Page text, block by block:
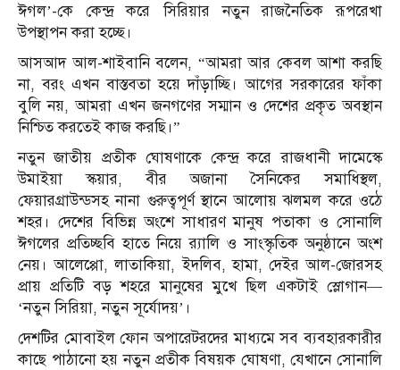
ঈগল’-কে কেন্দ্র করে সিরিয়ার নতুন রাজনৈতিক রূপরেখা
উপস্থাপন করা হচ্ছে।
আসআদ আল-শাইবানি বলেন, “আমরা আর কেবল আশা করছি
না, বরং এখন বাস্তবতা হয়ে দাঁড়াচ্ছি। আগের সরকারের ফাঁকা
বুলি নয়, আমরা এখন জনগণের সম্মান ও দেশের প্রকৃত অবস্থান
নিশ্চিত করতেই কাজ করছি।”
নতুন জাতীয় প্রতীক ঘোষণাকে কেন্দ্র করে রাজধানী দামেস্কে
উমাইয়া স্কয়ার, বীর অজানা সৈনিকের সমাধিস্থল,
ফেয়ারগ্রাউন্ডসহ নানা গুরুত্বপূর্ণ স্থানে আলোয় ঝলমল করে ওঠে
শহর। দেশের বিভিন্ন অংশে সাধারণ মানুষ পতাকা ও সোনালি
ঈগলের প্রতিচ্ছবি হাতে নিয়ে র‍্যালি ও সাংস্কৃতিক অনুষ্ঠানে অংশ
নেয়। আলেপ্পো, লাতাকিয়া, ইদলিব, হামা, দেইর আল-জোরসহ
প্রায় প্রতিটি বড় শহরে মানুষের মুখে ছিল একটাই স্লোগান—
‘নতুন সিরিয়া, নতুন সূর্যোদয়’।
দেশটির মোবাইল ফোন অপারেটরদের মাধ্যমে সব ব্যবহারকারীর
কাছে পাঠানো হয় নতুন প্রতীক বিষয়ক ঘোষণা, যেখানে সোনালি